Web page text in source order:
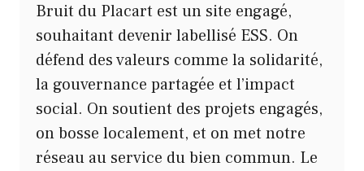
Bruit du Placart est un site engagé,
souhaitant devenir labellisé ESS. On
défend des valeurs comme la solidarité,
la gouvernance partagée et l’impact
social. On soutient des projets engagés,
on bosse localement, et on met notre
réseau au service du bien commun. Le